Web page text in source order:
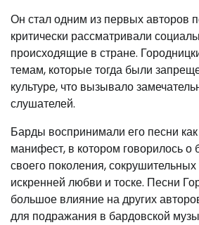
Он стал одним из первых авторов
критически рассматривали
происходящие в стране.
темам, которые тогда были
культуре, что вызывало
слушателей.
Барды воспринимали его песни
манифест, в котором говорилось о
своего поколения,
искренней любви и тоске. Песни
большое влияние на других
для подражания в бардовской